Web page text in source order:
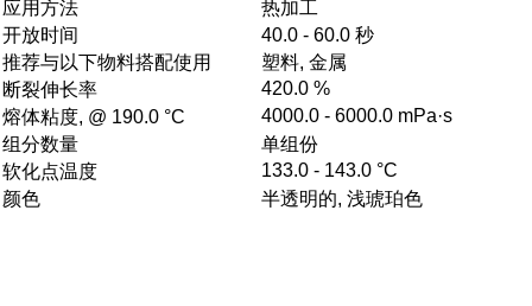
应用方法
热加工
开放时间
40.0 - 60.0 秒
推荐与以下物料搭配使用
塑料, 金属
断裂伸长率
420.0 %
熔体粘度, @ 190.0 °C
4000.0 - 6000.0 mPa·s
组分数量
单组份
软化点温度
133.0 - 143.0 °C
颜色
半透明的, 浅琥珀色